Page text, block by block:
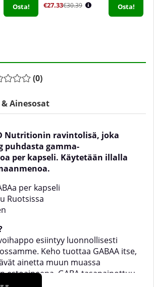
Osta! €27.33€30.39 Osta!
(0)
Ainesosat
Nutritionin ravintolisä, joka
puhdasta gamma-
per kapseli. Käytetään illalla
per kapseli
Ruotsissa
esiintyy luonnollisesti
Keho tuottaa GABAA itse,
ainetta muun muassa
estoaineena. GABA tasapainottuu
glutamiinihapon